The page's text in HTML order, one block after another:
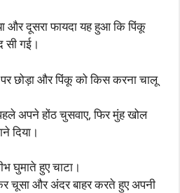
और दूसरा फायदा यह हुआ कि पिंकू
गई।
छोड़ा और पिंकू को किस करना चालू
अपने होंठ चुसवाए, फिर मुंह खोल
दिया।
घुमाते हुए चाटा।
चूसा और अंदर बाहर करते हुए अपनी